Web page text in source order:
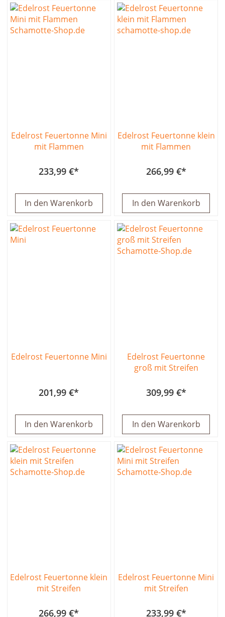
Edelrost Feuertonne Mini
mit Flammen
233,99 €
In den Warenkorb
Edelrost Feuertonne klein
mit Flammen
266,99 €
In den Warenkorb
Edelrost Feuertonne Mini
201,99 €
In den Warenkorb
Edelrost Feuertonne
groß mit Streifen
309,99 €
In den Warenkorb
Edelrost Feuertonne klein
mit Streifen
266,99 €
Edelrost Feuertonne Mini
mit Streifen
233,99 €